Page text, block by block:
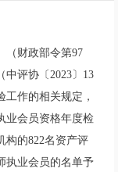
（财政部令第97
评协〔2023〕13
作的相关规定，
业会员资格年度检
构的822名资产评
执业会员的名单予